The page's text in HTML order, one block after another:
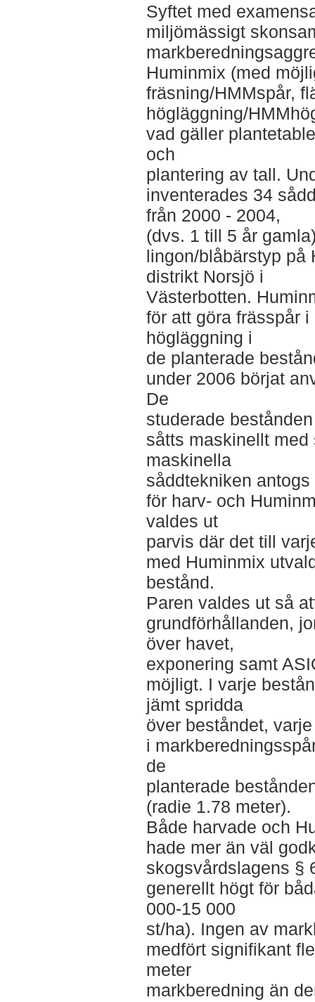
Syftet med
miljömässigt
Huminmix (med
fräsning/HMMspår,
högläggning/
vad gäller
och
plantering av tall.
inventerades 34
från 2000 - 2004,
(dvs. 1 till 5 år
lingon/blåbärstyp på
distrikt Norsjö i
Västerbotten.
för att göra frässpår
högläggning i
de planterade
under 2006 börjat
De
studerade
såtts maskinellt
maskinella
såddtekniken
för harv- och
valdes ut
parvis där det till
med Huminmix
bestånd.
Paren valdes ut så
grundförhållanden,
över havet,
exponering samt
möjligt. I varje
jämt spridda
över beståndet,
i
de
planterade
(radie 1.78 meter).
Både harvade och
hade mer än väl
skogsvårdslagens §
generellt högt för
000-15 000
st/ha). Ingen av
medfört signifikant
meter
markberedning än